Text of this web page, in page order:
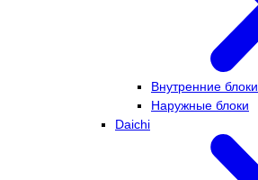
Внутренние блоки
Наружные блоки
Daichi